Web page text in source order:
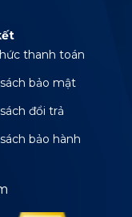
thanh toán
bảo mật
đổi trả
bảo hành